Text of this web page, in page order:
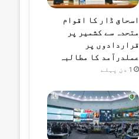
اسحاق ڈار کا اقوام
متحدہ سے کشمیر پر
قراردادوں پر
عملدرآمد کا مطالبہ
1 دن پہلے